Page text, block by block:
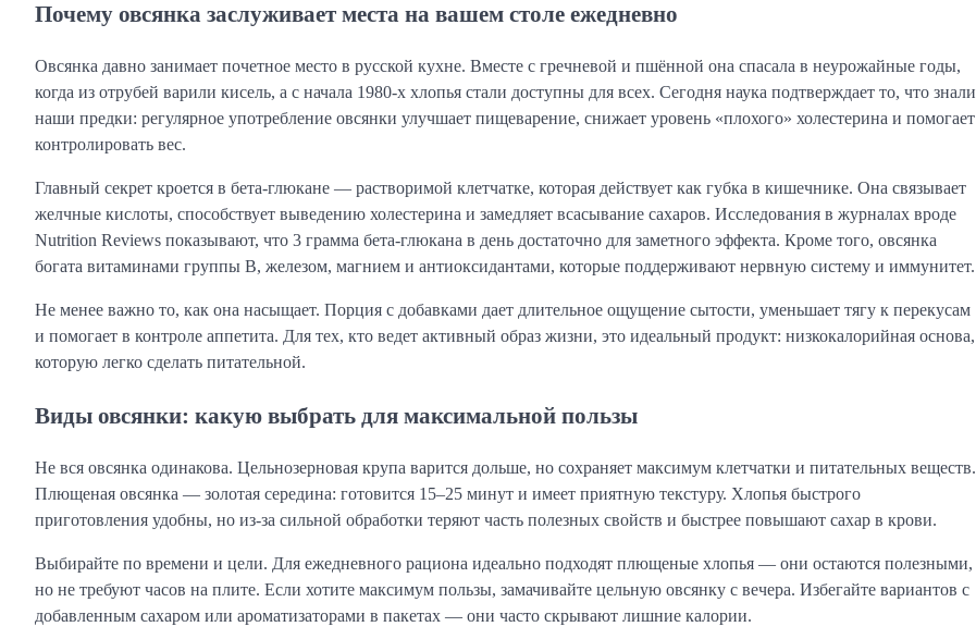
Почему овсянка заслуживает места на вашем столе ежедневно
Овсянка давно занимает почетное место в русской кухне. Вместе с гречневой и пшённой она спасала в неурожайные годы,
когда из отрубей варили кисель, а с начала 1980-х хлопья стали доступны для всех. Сегодня наука подтверждает то, что знали
наши предки: регулярное употребление овсянки улучшает пищеварение, снижает уровень «плохого» холестерина и помогает
контролировать вес.
Главный секрет кроется в бета-глюкане — растворимой клетчатке, которая действует как губка в кишечнике. Она связывает
желчные кислоты, способствует выведению холестерина и замедляет всасывание сахаров. Исследования в журналах вроде
Nutrition Reviews показывают, что 3 грамма бета-глюкана в день достаточно для заметного эффекта. Кроме того, овсянка
богата витаминами группы B, железом, магнием и антиоксидантами, которые поддерживают нервную систему и иммунитет.
Не менее важно то, как она насыщает. Порция с добавками дает длительное ощущение сытости, уменьшает тягу к перекусам
и помогает в контроле аппетита. Для тех, кто ведет активный образ жизни, это идеальный продукт: низкокалорийная основа,
которую легко сделать питательной.
Виды овсянки: какую выбрать для максимальной пользы
Не вся овсянка одинакова. Цельнозерновая крупа варится дольше, но сохраняет максимум клетчатки и питательных веществ.
Плющеная овсянка — золотая середина: готовится 15–25 минут и имеет приятную текстуру. Хлопья быстрого
приготовления удобны, но из-за сильной обработки теряют часть полезных свойств и быстрее повышают сахар в крови.
Выбирайте по времени и цели. Для ежедневного рациона идеально подходят плющеные хлопья — они остаются полезными,
но не требуют часов на плите. Если хотите максимум пользы, замачивайте цельную овсянку с вечера. Избегайте вариантов с
добавленным сахаром или ароматизаторами в пакетах — они часто скрывают лишние калории.